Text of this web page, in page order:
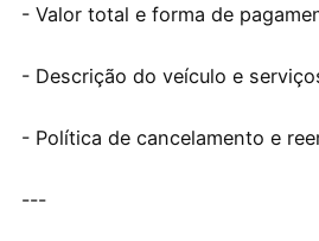
- Valor total e forma de
- Descrição do veículo e
- Política de cancelamento e
---